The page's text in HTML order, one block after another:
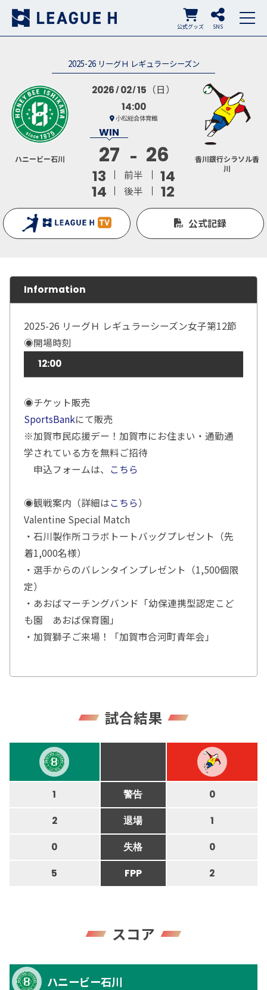
SNS
公式グッズ
2025-26 リーグＨ レギュラーシーズン
ハニービー石川
2026 02 15 （日）
14:00
小松総合体育館
27 26
13 前半
14
14
後半 12
香川銀行シラソル香
川
公式記録
Information
2025-26 リーグＨ レギュラーシーズン女子第12節
◉開場時刻
12:00
◉チケット販売
SportsBankにて販売
※加賀市民応援デー！加賀市にお住まい・通勤通
学されている方を無料ご招待
申込フォームは、
こちら
◉観戦案内（詳細はこちら）
Valentine Special Match
・石川製作所コラボトートバッグプレゼント（先
着1,000名様）
・選手からのバレンタインプレゼント（1,500個限
定）
・あおばマーチングバンド「幼保連携型認定こど
も園 あおば保育園」
・加賀獅子ご来場！「加賀市合河町青年会」
試合結果
1 警告 0
2 退場 1
0 失格 0
5 FPP 2
スコア
ハニービー石川